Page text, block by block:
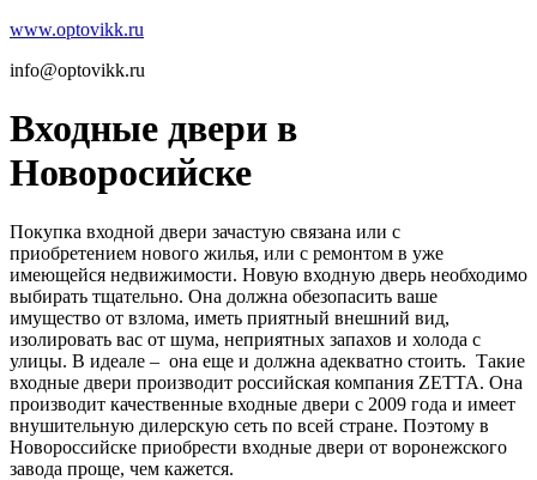
www.optovikk.ru
info@optovikk.ru
Входные двери в
Новоросийске
Покупка входной двери зачастую связана или с
приобретением нового жилья, или с ремонтом в уже
имеющейся недвижимости. Новую входную дверь необходимо
выбирать тщательно. Она должна обезопасить ваше
имущество от взлома, иметь приятный внешний вид,
изолировать вас от шума, неприятных запахов и холода с
улицы. В идеале – она еще и должна адекватно стоить. Такие
входные двери производит российская компания ZЕТТА. Она
производит качественные входные двери с 2009 года и имеет
внушительную дилерскую сеть по всей стране. Поэтому в
Новороссийске приобрести входные двери от воронежского
завода проще, чем кажется.